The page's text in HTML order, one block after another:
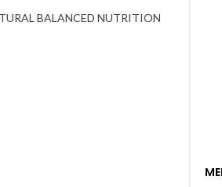
BALANCED NUTRITION